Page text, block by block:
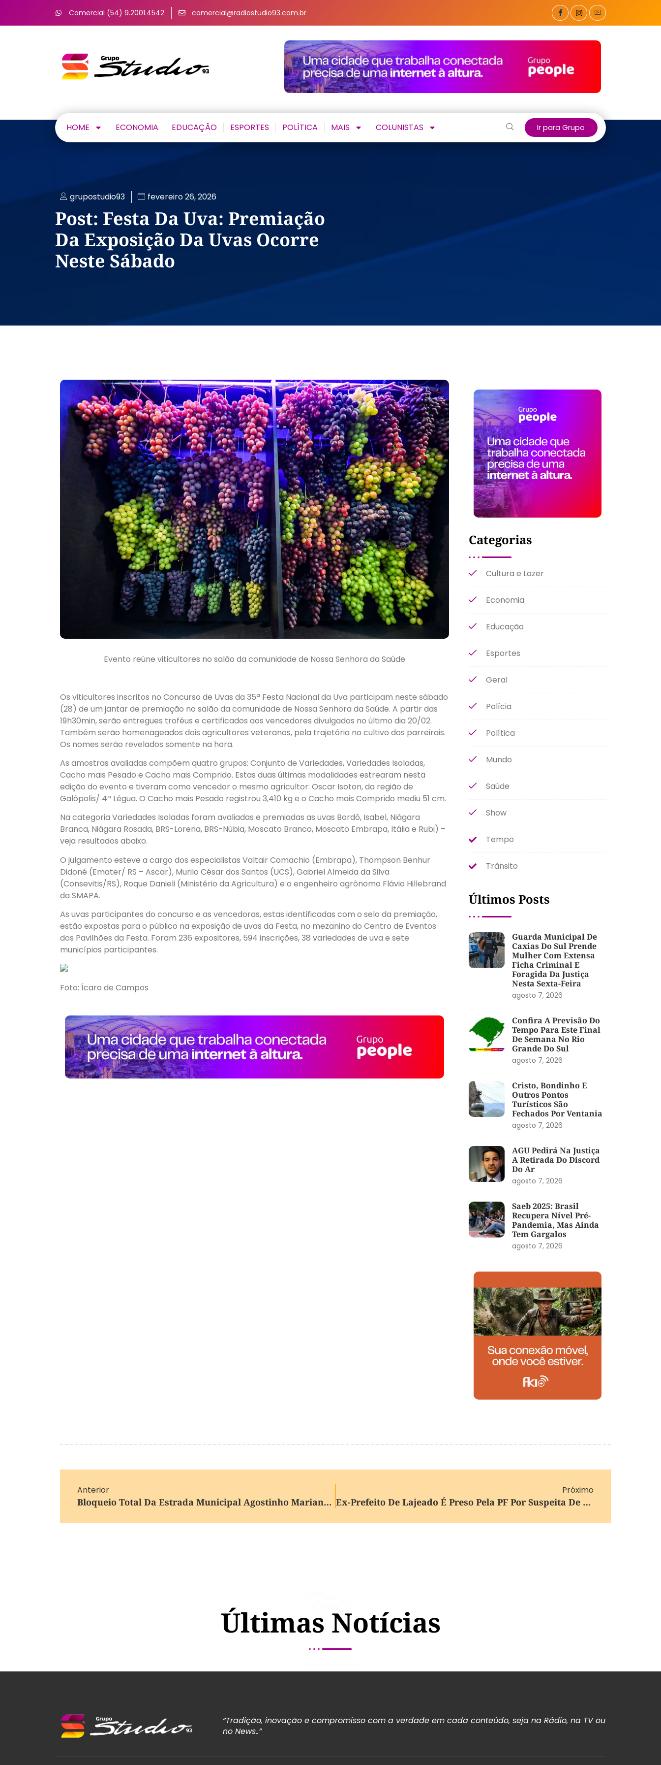
Comercial (54) 9.2001.4542 comercial@radiostudio93.com.br
HOME ECONOMIA EDUCAÇÃO ESPORTES POLÍTICA MAIS COLUNISTAS Ir para Grupo
grupostudio93 fevereiro 26, 2026
Post: Festa Da Uva: Premiação
Da Exposição Da Uvas Ocorre
Neste Sábado
Evento reúne viticultores no salão da comunidade de Nossa Senhora da Saúde
Os viticultores inscritos no Concurso de Uvas da 35ª Festa Nacional da Uva participam neste sábado
(28) de um jantar de premiação no salão da comunidade de Nossa Senhora da Saúde. A partir das
19h30min, serão entregues troféus e certificados aos vencedores divulgados no último dia 20/02.
Também serão homenageados dois agricultores veteranos, pela trajetória no cultivo dos parreirais.
Os nomes serão revelados somente na hora.
As amostras avaliadas compõem quatro grupos: Conjunto de Variedades, Variedades Isoladas,
Cacho mais Pesado e Cacho mais Comprido. Estas duas últimas modalidades estrearam nesta
edição do evento e tiveram como vencedor o mesmo agricultor: Oscar Isoton, da região de
Galópolis/ 4ª Légua. O Cacho mais Pesado registrou 3,410 kg e o Cacho mais Comprido mediu 51 cm.
Na categoria Variedades Isoladas foram avaliadas e premiadas as uvas Bordô, Isabel, Niágara
Branca, Niágara Rosada, BRS-Lorena, BRS-Núbia, Moscato Branco, Moscato Embrapa, Itália e Rubi) –
veja resultados abaixo.
O julgamento esteve a cargo dos especialistas Valtair Comachio (Embrapa), Thompson Benhur
Didoné (Emater/ RS – Ascar), Murilo César dos Santos (UCS), Gabriel Almeida da Silva
(Consevitis/RS), Roque Danieli (Ministério da Agricultura) e o engenheiro agrônomo Flávio Hillebrand
da SMAPA.
As uvas participantes do concurso e as vencedoras, estas identificadas com o selo da premiação,
estão expostas para o público na exposição de uvas da Festa, no mezanino do Centro de Eventos
dos Pavilhões da Festa. Foram 236 expositores, 594 inscrições, 38 variedades de uva e sete
municípios participantes.
Foto: Ícaro de Campos
Categorias
Cultura e Lazer
Economia
Educação
Esportes
Geral
Polícia
Política
Mundo
Saúde
Show
Tempo
Trânsito
Últimos Posts
Guarda Municipal De
Caxias Do Sul Prende
Mulher Com Extensa
Ficha Criminal E
Foragida Da Justiça
Nesta Sexta-Feira
agosto 7, 2026
Confira A Previsão Do
Tempo Para Este Final
De Semana No Rio
Grande Do Sul
agosto 7, 2026
Cristo, Bondinho E
Outros Pontos
Turísticos São
Fechados Por Ventania
agosto 7, 2026
AGU Pedirá Na Justiça
A Retirada Do Discord
Do Ar
agosto 7, 2026
Saeb 2025: Brasil
Recupera Nível Pré-
Pandemia, Mas Ainda
Tem Gargalos
agosto 7, 2026
Anterior
Bloqueio Total Da Estrada Municipal Agostinho Mariano Tonella No Interior De Caxias Do Sul
Próximo
Ex-Prefeito De Lajeado É Preso Pela PF Por Suspeita De Desvio De Verbas Federais Repassadas Após Enchente
Últimas Notícias
“Tradição, inovação e compromisso com a verdade em cada conteúdo, seja na Rádio, na TV ou
no News..”